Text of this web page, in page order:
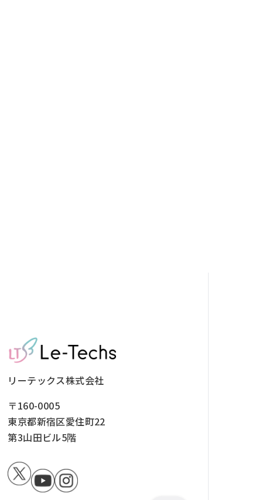
リーテックス株式会社
〒160-0005
東京都新宿区愛住町22
第3山田ビル5階